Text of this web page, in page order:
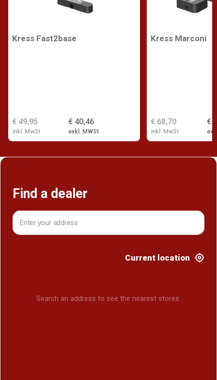
Kress Fast2base
€ 40,46
exkl. MWSt
€ 49,95
inkl. MwSt
Kress Marconi
€
€ 68,70
inkl. MwSt
Find a dealer
Current location
Search an address to see the nearest stores.